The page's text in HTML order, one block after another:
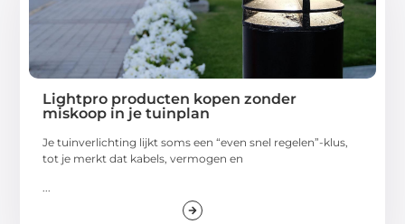
Lightpro producten kopen zonder
miskoop in je tuinplan
Je tuinverlichting lijkt soms een “even snel regelen”-klus,
tot je merkt dat kabels, vermogen en
...